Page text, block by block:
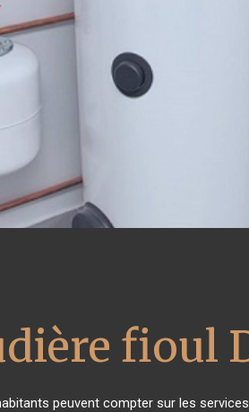
fioul
peuvent compter sur les